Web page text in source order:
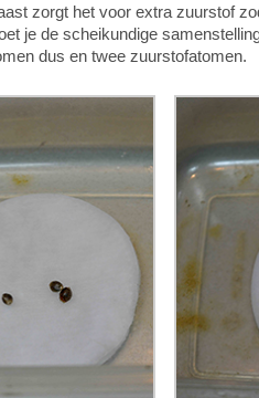
zorgt het voor extra zuurstof
je de scheikundige
dus en twee zuurstofatomen.